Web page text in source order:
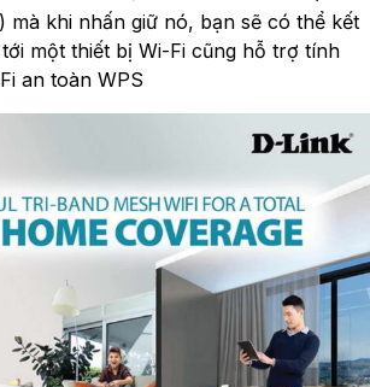
mà khi nhấn giữ nó, bạn sẽ có thể kết
một thiết bị Wi-Fi cũng hỗ trợ tính
an toàn WPS